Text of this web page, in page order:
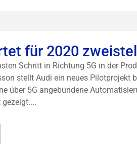
für 2020
Schritt in Richtung 5G in der
stellt Audi ein neues Pilotprojekt
über 5G angebundene